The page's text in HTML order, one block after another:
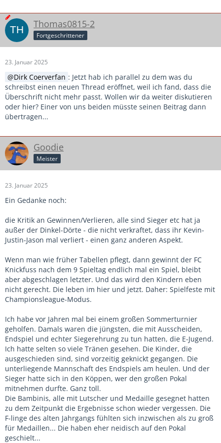
Thomas0815-2
Fortgeschrittener
23. Januar 2025
Dirk Coerverfan : Jetzt hab ich parallel zu dem was du
schreibst einen neuen Thread eröffnet, weil ich fand, dass die
Überschrift nicht mehr passt. Wollen wir da weiter diskutieren
oder hier? Einer von uns beiden müsste seinen Beitrag dann
übertragen...
Goodie
Meister
23. Januar 2025
Ein Gedanke noch:
die Kritik an Gewinnen/Verlieren, alle sind Sieger etc hat ja
außer der Dinkel-Dörte - die nicht verkraftet, dass ihr Kevin-
Justin-Jason mal verliert - einen ganz anderen Aspekt.
Wenn man wie früher Tabellen pflegt, dann gewinnt der FC
Knickfuss nach dem 9 Spieltag endlich mal ein Spiel, bleibt
aber abgeschlagen letzter. Und das wird den Kindern eben
nicht gerecht. Die leben im hier und jetzt. Daher: Spielfeste mit
Championsleague-Modus.
Ich habe vor Jahren mal bei einem großen Sommerturnier
geholfen. Damals waren die jüngsten, die mit Ausscheiden,
Endspiel und echter Siegerehrung zu tun hatten, die E-Jugend.
Ich hatte selten so viele Tränen gesehen. Die Kinder, die
ausgeschieden sind, sind vorzeitig geknickt gegangen. Die
unterliegende Mannschaft des Endspiels am heulen. Und der
Sieger hatte sich in den Köppen, wer den großen Pokal
mitnehmen durfte. Ganz toll.
Die Bambinis, alle mit Lutscher und Medaille gesegnet hatten
zu dem Zeitpunkt die Ergebnisse schon wieder vergessen. Die
F-linge des alten Jahrgangs fühlten sich inzwischen als zu groß
für Medaillen... Die haben eher neidisch auf den Pokal
geschielt...